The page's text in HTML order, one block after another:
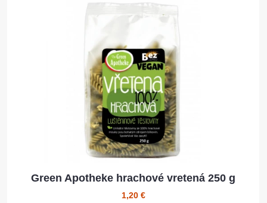
Green Apotheke hrachové vretená 250 g
1,20 €